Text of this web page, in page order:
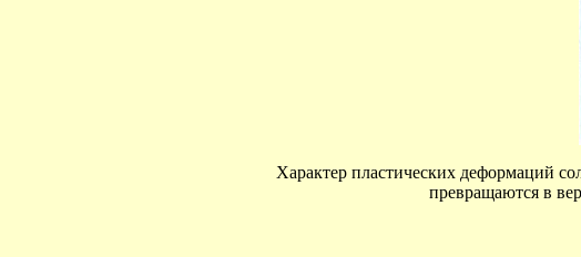
Характер пластических деформаций
превращаются в